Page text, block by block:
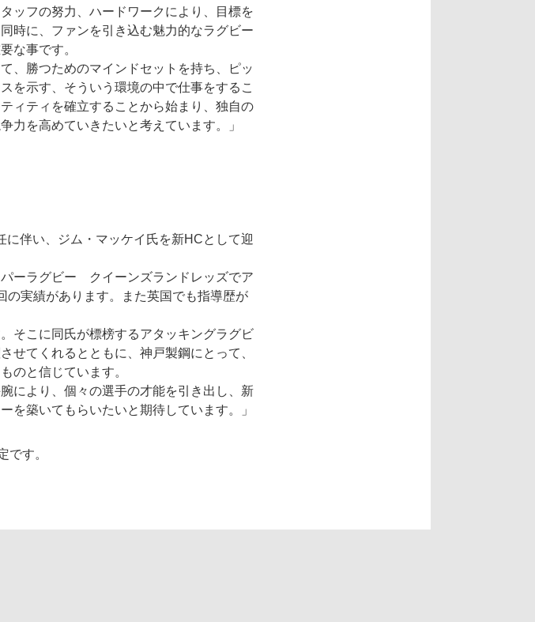
ッフの努力、ハードワークにより、目標を
時に、ファンを引き込む魅力的なラグビー
な事です。
、勝つためのマインドセットを持ち、ピッ
を示す、そういう環境の中で仕事をするこ
ィティを確立することから始まり、独自の
力を高めていきたいと考えています。」
に伴い、ジム・マッケイ氏を新HCとして迎
ーラグビー クイーンズランドレッズでア
の実績があります。また英国でも指導歴が
そこに同氏が標榜するアタッキングラグビ
せてくれるとともに、神戸製鋼にとって、
のと信じています。
により、個々の選手の才能を引き出し、新
を築いてもらいたいと期待しています。」
です。